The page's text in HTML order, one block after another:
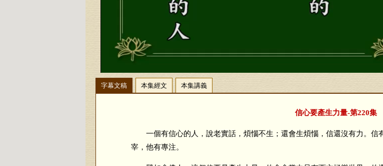
字幕文稿 本集經文 本集講義
信心要產生力量-第220集
一個有信心的人，說老實話，煩惱不生；還會生煩惱，信還沒有力。信
宰，他有專注。